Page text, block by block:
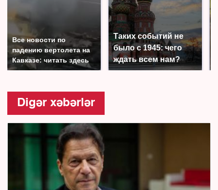
Все новости по
падению вертолета на
Кавказе: читать здесь
Таких событий не
было с 1945: чего
ждать всем нам?
Digər xəbərlər